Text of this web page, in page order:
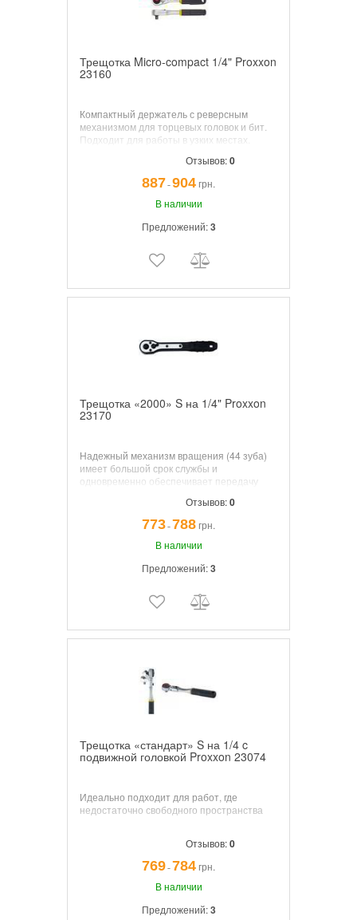
Трещотка Micro-compact 1/4" Proxxon
23160
Компактный держатель с реверсным
механизмом для торцевых головок и бит.
Подходит для работы в узких местах.
Отзывов:0
887¯904грн.
В наличии
Предложений:3
Трещотка «2000» S на 1/4" Proxxon
23170
Надежный механизм вращения (44 зуба)
имеет большой срок службы и
одновременно обеспечивает передачу
Отзывов:0
773¯788грн.
В наличии
Предложений:3
Трещотка «стандарт» S на 1/4 c
подвижной головкой Proxxon 23074
Идеально подходит для работ, где
недостаточно свободного пространства
Отзывов:0
769¯784грн.
В наличии
Предложений:3